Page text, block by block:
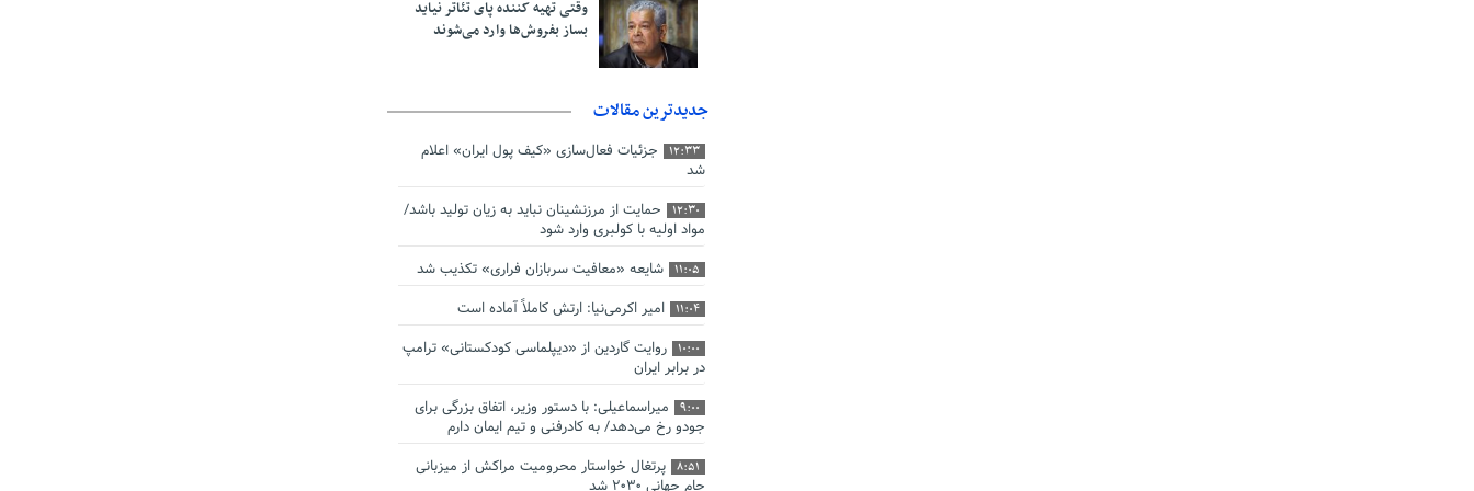
وقتی تهیه کننده پای تئاتر نیاید
بساز بفروش‌ها وارد می‌شوند
جدیدترین مقالات
12:33
جزئیات فعال‌سازی «کیف پول ایران» اعلام
شد
12:30
حمایت از مرزنشینان نباید به زیان تولید باشد/
مواد اولیه با کولبری وارد شود
11:05 شایعه «معافیت سربازان فراری» تکذیب شد
11:04 امیر اکرمی‌نیا: ارتش کاملاً آماده است
10:00
روایت گاردین از «دیپلماسی کودکستانی» ترامپ
در برابر ایران
9:00
میراسماعیلی: با دستور وزیر، اتفاق بزرگی برای
جودو رخ می‌دهد/ به کادرفنی و تیم ایمان دارم
8:51
پرتغال خواستار محرومیت مراکش از میزبانی